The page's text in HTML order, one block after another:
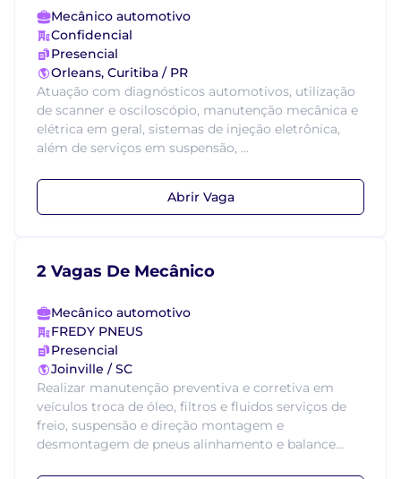
Mecânico automotivo
Confidencial
Presencial
Orleans, Curitiba / PR
Atuação com diagnósticos automotivos, utilização
de scanner e osciloscópio, manutenção mecânica e
elétrica em geral, sistemas de injeção eletrônica,
além de serviços em suspensão, ...
Abrir Vaga
2 Vagas De Mecânico
Mecânico automotivo
FREDY PNEUS
Presencial
Joinville / SC
Realizar manutenção preventiva e corretiva em
veículos troca de óleo, filtros e fluidos serviços de
freio, suspensão e direção montagem e
desmontagem de pneus alinhamento e balance...